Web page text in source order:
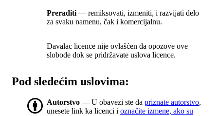
Preraditi — remiksovati, izmeniti, i razvijati delo
za svaku namenu, čak i komercijalnu.
Davalac licence nije ovlašćen da opozove ove
slobode dok se pridržavate uslova licence.
Pod sledećim uslovima:
Autorstvo — U obavezi ste da priznate autorstvo,
unesete link ka licenci i označite izmene, ako su